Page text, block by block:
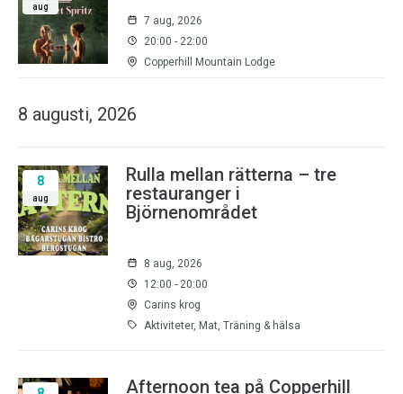
aug
7 aug, 2026
20:00 - 22:00
Copperhill Mountain Lodge
8 augusti, 2026
8
aug
Rulla mellan rätterna – tre
restauranger i
Björnenområdet
8 aug, 2026
12:00 - 20:00
Carins krog
Aktiviteter, Mat, Träning & hälsa
Afternoon tea på Copperhill